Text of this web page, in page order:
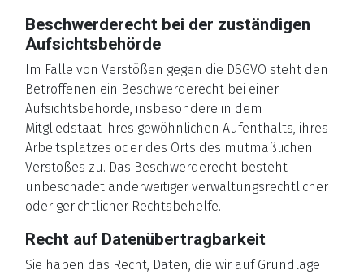
Beschwerderecht bei der zuständigen
Aufsichtsbehörde
Im Falle von Verstößen gegen die DSGVO steht den
Betroffenen ein Beschwerderecht bei einer
Aufsichtsbehörde, insbesondere in dem
Mitgliedstaat ihres gewöhnlichen Aufenthalts, ihres
Arbeitsplatzes oder des Orts des mutmaßlichen
Verstoßes zu. Das Beschwerderecht besteht
unbeschadet anderweitiger verwaltungsrechtlicher
oder gerichtlicher Rechtsbehelfe.
Recht auf Datenübertragbarkeit
Sie haben das Recht, Daten, die wir auf Grundlage